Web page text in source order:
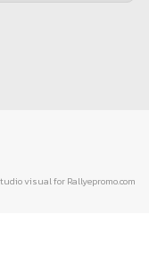
visual for Rallyepromo.com